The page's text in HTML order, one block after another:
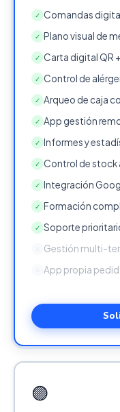
✓ Comandas
✓ Plano visual de
✓ Carta digital QR
✓ Control de
✓ Arqueo de caja
✓ App gestión
✓ Informes y
✓ Control de
✓ Integración
✓ Formación
✓ Soporte
Gestión multi-
App propia
🟣